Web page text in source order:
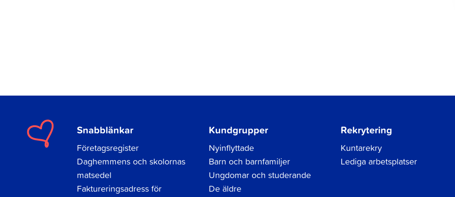
Snabblänkar
Företagsregister
Daghemmens och skolornas
matsedel
Faktureringsadress för
Kundgrupper
Nyinflyttade
Barn och barnfamiljer
Ungdomar och studerande
De äldre
Rekrytering
Kuntarekry
Lediga arbetsplatser